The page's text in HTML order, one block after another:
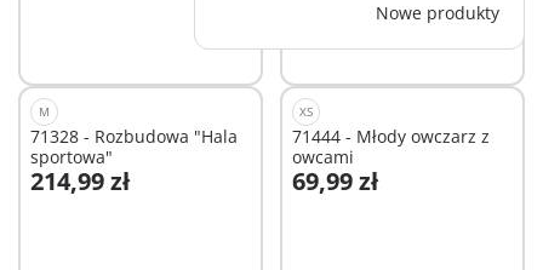
Nowe produkty
M
71328 - Rozbudowa "Hala
sportowa"
214,99 zł
Dodaj do koszyka
XS
71444 - Młody owczarz z
owcami
69,99 zł
Dodaj do koszyka